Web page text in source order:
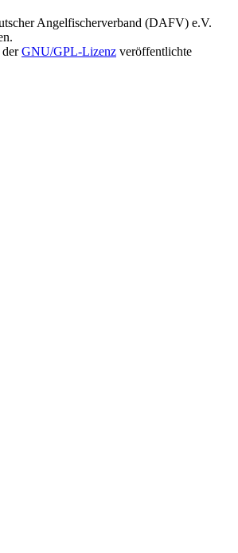
Angelfischerverband (DAFV) e.V.
derGNU/GPL-Lizenz veröffentlichte